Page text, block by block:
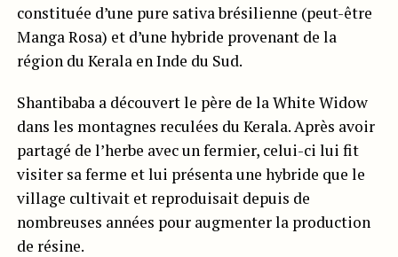
constituée d’une pure sativa brésilienne (peut-être
Manga Rosa) et d’une hybride provenant de la
région du Kerala en Inde du Sud.
Shantibaba a découvert le père de la White Widow
dans les montagnes reculées du Kerala. Après avoir
partagé de l’herbe avec un fermier, celui-ci lui fit
visiter sa ferme et lui présenta une hybride que le
village cultivait et reproduisait depuis de
nombreuses années pour augmenter la production
de résine.